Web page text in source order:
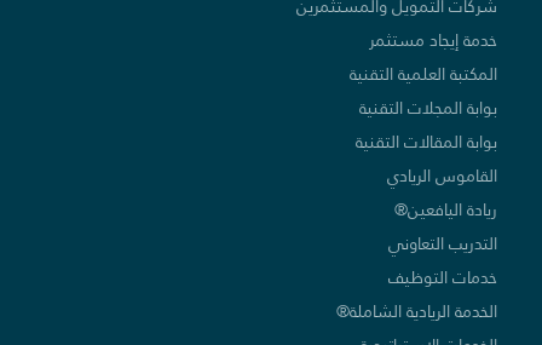
خدمة إيجاد مستثمر
المكتبة العلمية التقنية
بوابة المجلات التقنية
بوابة المقالات التقنية
القاموس الريادي
ريادة اليافعين®
التدريب التعاوني
خدمات التوظيف
الخدمة الريادية الشاملة®